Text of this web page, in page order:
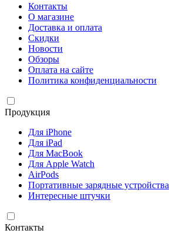
Контакты
О магазине
Доставка и оплата
Скидки
Новости
Обзоры
Оплата на сайте
Политика конфиденциальности
Продукция
Для iPhone
Для iPad
Для MacBook
Для Apple Watch
AirPods
Портативные зарядные устройства
Интересные штучки
Контакты